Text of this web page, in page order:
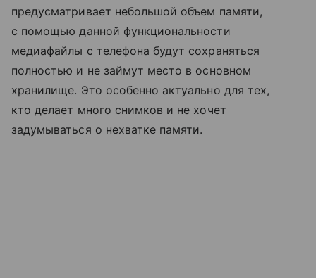
предусматривает небольшой объем памяти,
с помощью данной функциональности
медиафайлы с телефона будут сохраняться
полностью и не займут место в основном
хранилище. Это особенно актуально для тех,
кто делает много снимков и не хочет
задумываться о нехватке памяти.